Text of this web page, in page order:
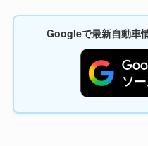
Googleで最新自動車